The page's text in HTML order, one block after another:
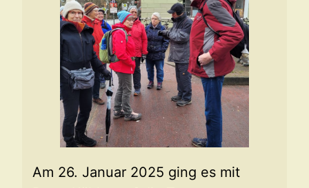
Am 26. Januar 2025 ging es mit